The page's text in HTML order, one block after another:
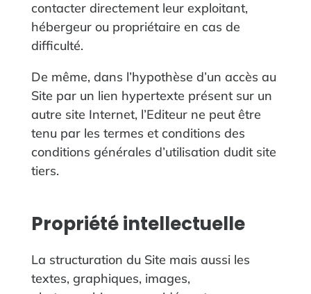
contacter directement leur exploitant,
hébergeur ou propriétaire en cas de
difficulté.
De même, dans l’hypothèse d’un accès au
Site par un lien hypertexte présent sur un
autre site Internet, l’Editeur ne peut être
tenu par les termes et conditions des
conditions générales d’utilisation dudit site
tiers.
Propriété intellectuelle
La structuration du Site mais aussi les
textes, graphiques, images,